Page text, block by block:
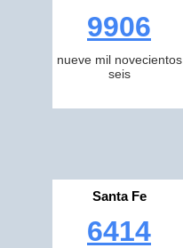
9906
nueve mil novecientos
seis
Santa Fe
6414